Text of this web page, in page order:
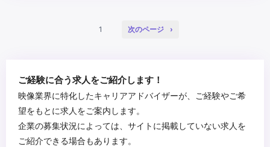
・複数のクライアント・プロジェクトを並行して推進した経験
・課題に気づき、自ら動いて解決できる方
・業界知見がない領域でも臆せず、「知らないからこう進める」と
動ける方
・タフネスを持って現場対応にも前向きに取り組める方
1 次のページ
ご経験に合う求人をご紹介します！
映像業界に特化したキャリアアドバイザーが、ご経験やご希
望をもとに求人をご案内します。
企業の募集状況によっては、サイトに掲載していない求人を
ご紹介できる場合もあります。